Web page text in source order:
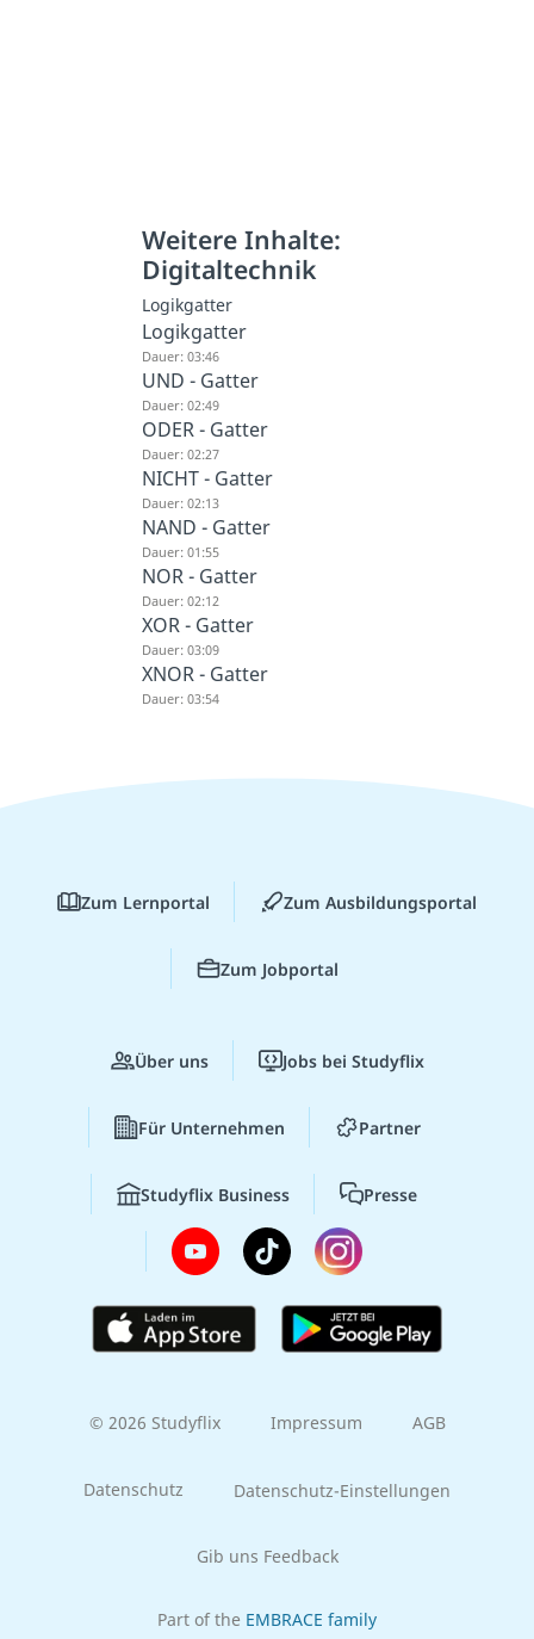
Weitere Inhalte:
Digitaltechnik
Logikgatter
Logikgatter
Dauer: 03:46
UND - Gatter
Dauer: 02:49
ODER - Gatter
Dauer: 02:27
NICHT - Gatter
Dauer: 02:13
NAND - Gatter
Dauer: 01:55
NOR - Gatter
Dauer: 02:12
XOR - Gatter
Dauer: 03:09
XNOR - Gatter
Dauer: 03:54
Zum Lernportal Zum Ausbildungsportal
Zum Jobportal
Über uns Jobs bei Studyflix
Für Unternehmen Partner
Studyflix Business Presse
© 2026 Studyflix Impressum AGB
Datenschutz Datenschutz-Einstellungen
Gib uns Feedback
Part of the EMBRACE family